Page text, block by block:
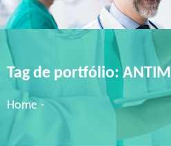
Tag de portfólio:
Home -